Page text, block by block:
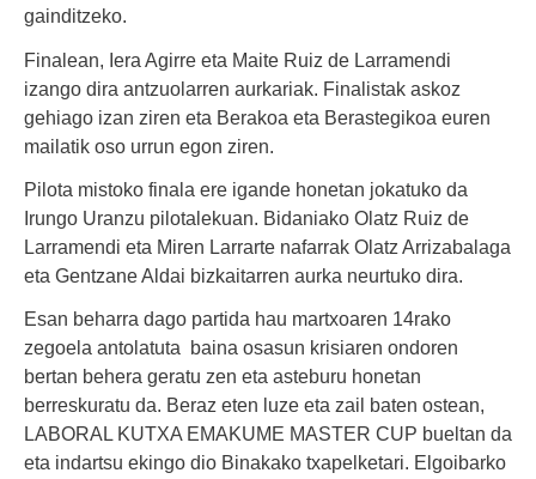
gainditzeko.
Finalean, Iera Agirre eta Maite Ruiz de Larramendi
izango dira antzuolarren aurkariak. Finalistak askoz
gehiago izan ziren eta Berakoa eta Berastegikoa euren
mailatik oso urrun egon ziren.
Pilota mistoko finala ere igande honetan jokatuko da
Irungo Uranzu pilotalekuan. Bidaniako Olatz Ruiz de
Larramendi eta Miren Larrarte nafarrak Olatz Arrizabalaga
eta Gentzane Aldai bizkaitarren aurka neurtuko dira.
Esan beharra dago partida hau martxoaren 14rako
zegoela antolatuta baina osasun krisiaren ondoren
bertan behera geratu zen eta asteburu honetan
berreskuratu da. Beraz eten luze eta zail baten ostean,
LABORAL KUTXA EMAKUME MASTER CUP bueltan da
eta indartsu ekingo dio Binakako txapelketari. Elgoibarko